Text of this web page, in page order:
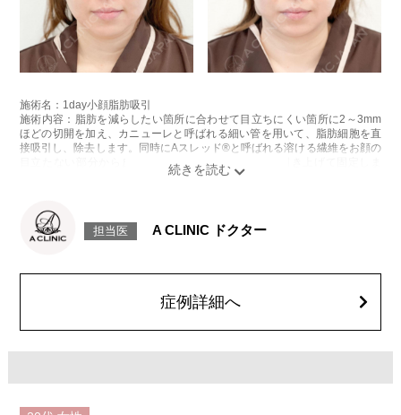
施術名：1day小顔脂肪吸引
施術内容：脂肪を減らしたい箇所に合わせて目立ちにくい箇所に2～3mm
ほどの切開を加え、カニューレと呼ばれる細い管を用いて、脂肪細胞を直
接吸引し、除去します。同時にAスレッド®と呼ばれる溶ける繊維をお顔の
目立たない部分から皮下へ挿入し、皮膚を内側から引き上げて固定しま
感などが術後一時的に生じることがございます。また、稀に貧血、細菌感
染症、左右差、施術箇所の知覚鈍麻、ぼこつき、硬結、瘢痕化、色素沈
顔の脂肪吸引箇所の追加 1ヶ所ごと+162,800円(税込)
オプション：笑気麻酔 3,300円(税込)
担当医 A CLINIC ドクター
症例詳細へ